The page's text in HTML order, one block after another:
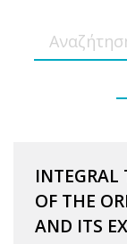
INTEGRAL
OF THE
AND ITS